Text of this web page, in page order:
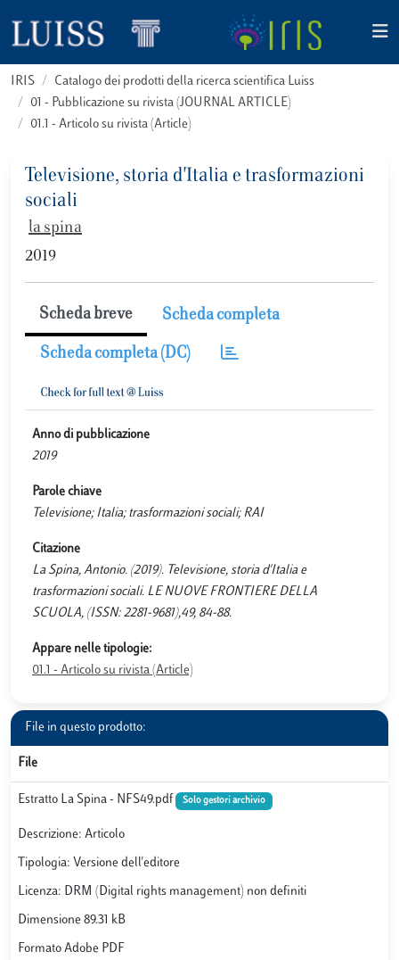
IRIS
Catalogo dei prodotti della ricerca scientifica Luiss
01 - Pubblicazione su rivista (JOURNAL ARTICLE)
01.1 - Articolo su rivista (Article)
Televisione, storia d'Italia e trasformazioni
sociali
la spina
2019
Scheda breve Scheda completa
Scheda completa (DC)
Anno di pubblicazione
2019
Parole chiave
Televisione; Italia; trasformazioni sociali; RAI
Citazione
La Spina, Antonio. (2019). Televisione, storia d'Italia e
trasformazioni sociali. LE NUOVE FRONTIERE DELLA
SCUOLA, (ISSN: 2281-9681),49, 84-88.
Appare nelle tipologie:
01.1 - Articolo su rivista (Article)
File in questo prodotto:
File
Estratto La Spina - NFS49.pdf Solo gestori archivio
Descrizione: Articolo
Tipologia: Versione dell'editore
Licenza: DRM (Digital rights management) non definiti
Dimensione 89.31 kB
Formato Adobe PDF